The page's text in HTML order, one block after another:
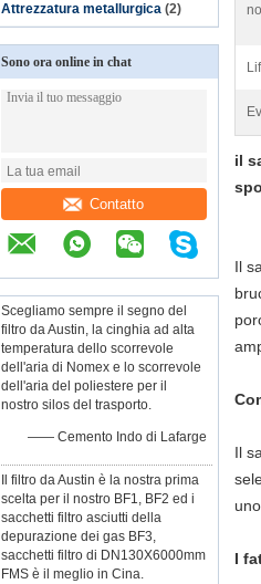
Attrezzatura metallurgica (2)
Sono ora online in chat
Contatto
Scegliamo sempre il segno del
filtro da Austin, la cinghia ad alta
temperatura dello scorrevole
dell'aria di Nomex e lo scorrevole
dell'aria del poliestere per il
nostro silos del trasporto.
—— Cemento Indo di Lafarge
Il filtro da Austin è la nostra prima
scelta per il nostro BF1, BF2 ed i
sacchetti filtro asciutti della
depurazione dei gas BF3,
sacchetti filtro di DN130X6000mm
FMS è il meglio in Cina.
il
Il
Il
I